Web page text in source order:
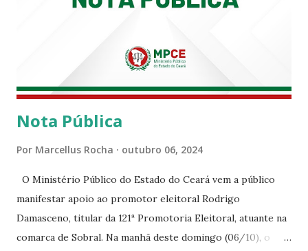
Nota Pública
Por Marcellus Rocha outubro 06, 2024
O Ministério Público do Estado do Ceará vem a público
manifestar apoio ao promotor eleitoral Rodrigo
Damasceno, titular da 121ª Promotoria Eleitoral, atuante na
comarca de Sobral. Na manhã deste domingo (06/10), o